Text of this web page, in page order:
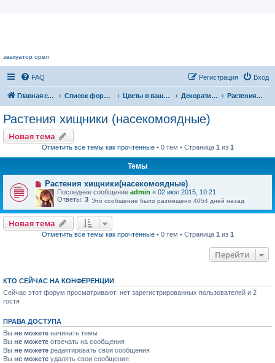
эвакуатор орел
FAQ Вход
Регистрация
Главная страница Список форумов Цветы в вашем доме Декоративноцветущие растения Растения хищники (насекомоядные)
Растения хищники (насекомоядные)
Новая тема
Отметить все темы как прочтённые• 0 тем • Страница 1 из 1
Темы
Растения хищники(насекомоядные)
Последнее сообщение admin « 02 июл 2015, 10:21
Ответы: 3 Это сообщение было размещено 4054 дней назад
Новая тема
Отметить все темы как прочтённые• 0 тем • Страница 1 из 1
Перейти
КТО СЕЙЧАС НА КОНФЕРЕНЦИИ
Сейчас этот форум просматривают: нет зарегистрированных пользователей и 2
гостя
ПРАВА ДОСТУПА
Вы не можете начинать темы
Вы не можете отвечать на сообщения
Вы не можете редактировать свои сообщения
Вы не можете удалять свои сообщения